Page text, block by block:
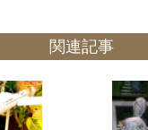
関連記事